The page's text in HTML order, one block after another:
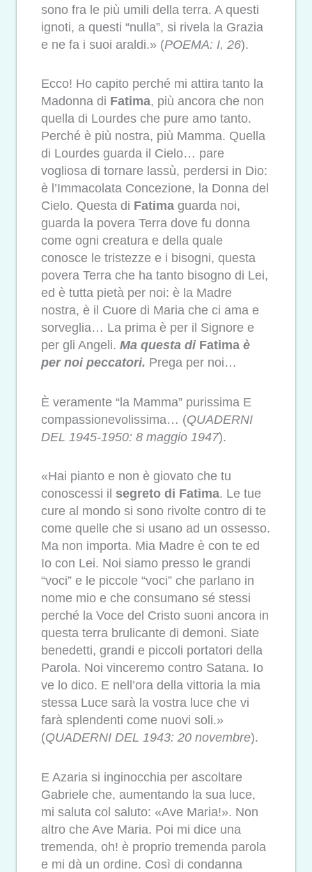
sono fra le più umili della terra. A questi
ignoti, a questi “nulla”, si rivela la Grazia
e ne fa i suoi araldi.» (POEMA: I, 26).
Ecco! Ho capito perché mi attira tanto la
Madonna di Fatima, più ancora che non
quella di Lourdes che pure amo tanto.
Perché è più nostra, più Mamma. Quella
di Lourdes guarda il Cielo… pare
vogliosa di tornare lassù, perdersi in Dio:
è l’Immacolata Concezione, la Donna del
Cielo. Questa di Fatima guarda noi,
guarda la povera Terra dove fu donna
come ogni creatura e della quale
conosce le tristezze e i bisogni, questa
povera Terra che ha tanto bisogno di Lei,
ed è tutta pietà per noi: è la Madre
nostra, è il Cuore di Maria che ci ama e
sorveglia… La prima è per il Signore e
per gli Angeli. Ma questa di Fatima è
per noi peccatori. Prega per noi…
È veramente “la Mamma” purissima E
compassionevolissima… (QUADERNI
DEL 1945-1950: 8 maggio 1947).
«Hai pianto e non è giovato che tu
conoscessi il segreto di Fatima. Le tue
cure al mondo si sono rivolte contro di te
come quelle che si usano ad un ossesso.
Ma non importa. Mia Madre è con te ed
Io con Lei. Noi siamo presso le grandi
“voci” e le piccole “voci” che parlano in
nome mio e che consumano sé stessi
perché la Voce del Cristo suoni ancora in
questa terra brulicante di demoni. Siate
benedetti, grandi e piccoli portatori della
Parola. Noi vinceremo contro Satana. Io
ve lo dico. E nell’ora della vittoria la mia
stessa Luce sarà la vostra luce che vi
farà splendenti come nuovi soli.»
(QUADERNI DEL 1943: 20 novembre).
E Azaria si inginocchia per ascoltare
Gabriele che, aumentando la sua luce,
mi saluta col saluto: «Ave Maria!». Non
altro che Ave Maria. Poi mi dice una
tremenda, oh! è proprio tremenda parola
e mi dà un ordine. Così di condanna